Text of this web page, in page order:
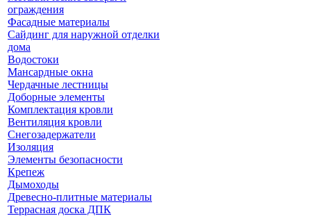
ограждения
Фасадные материалы
Сайдинг для наружной отделки
дома
Водостоки
Мансардные окна
Чердачные лестницы
Доборные элементы
Комплектация кровли
Вентиляция кровли
Снегозадержатели
Изоляция
Элементы безопасности
Крепеж
Дымоходы
Древесно-плитные материалы
Террасная доска ДПК